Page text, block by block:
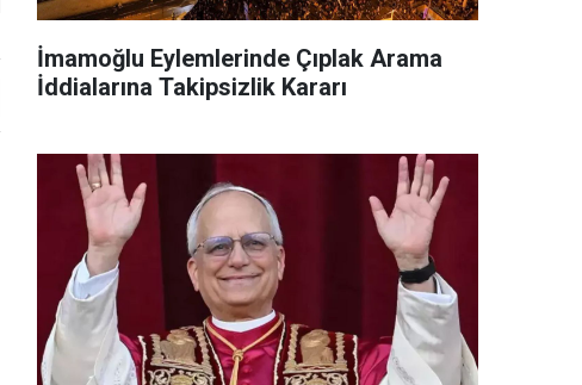
İmamoğlu Eylemlerinde Çıplak Arama
İddialarına Takipsizlik Kararı